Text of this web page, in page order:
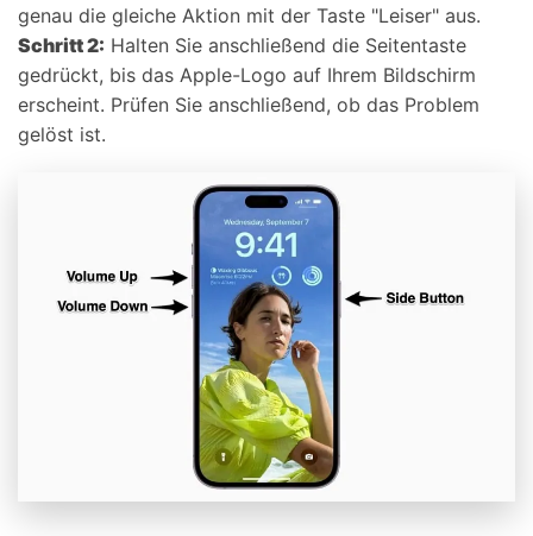
genau die gleiche Aktion mit der Taste "Leiser" aus.
Schritt 2: Halten Sie anschließend die Seitentaste
gedrückt, bis das Apple-Logo auf Ihrem Bildschirm
erscheint. Prüfen Sie anschließend, ob das Problem
gelöst ist.